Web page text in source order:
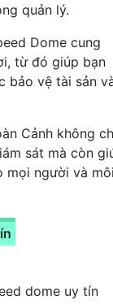
quản lý.
Dome cung
từ đó giúp bạn
bảo vệ tài sản
Cảnh không
sát mà còn
mọi người và
dome uy tín